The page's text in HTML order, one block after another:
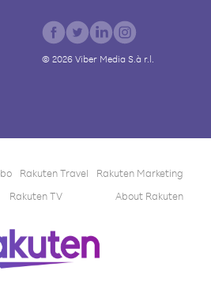
© 2026Viber Media S.à r.l.
Rakuten Travel
Rakuten Marketing
Rakuten TV About Rakuten